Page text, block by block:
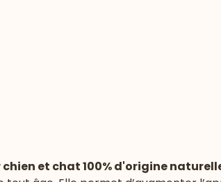
et chat 100% d'origine